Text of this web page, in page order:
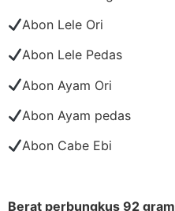
Abon Lele Ori
Abon Lele Pedas
Abon Ayam Ori
Abon Ayam pedas
Abon Cabe Ebi
Berat perbungkus 92 gram